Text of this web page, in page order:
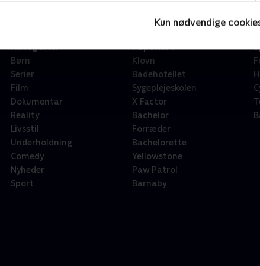
Kun nødvendige
Kategorier
Børn
Serier
Film
Dokumentar
Reality
Livsstil
Underholdning
Comedy
Nyheder
Sport
Populært
Klovn
Badehotellet
Sygeplejeskolen
X Factor
Bachelor
Forræder
Bachelorette
Yellowstone
Paw Patrol
Barnaby